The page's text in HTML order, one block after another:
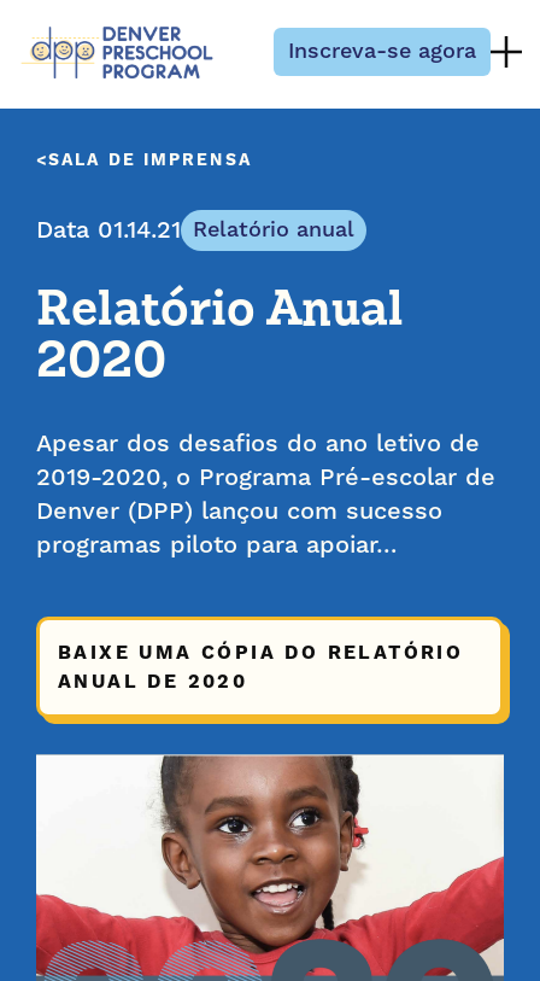
Inscreva-se agora
SALA DE IMPRENSA
Data 01.14.21 Relatório anual
Relatório Anual
2020
Apesar dos desafios do ano letivo de
2019-2020, o Programa Pré-escolar de
Denver (DPP) lançou com sucesso
programas piloto para apoiar…
BAIXE UMA CÓPIA DO RELATÓRIO
ANUAL DE 2020